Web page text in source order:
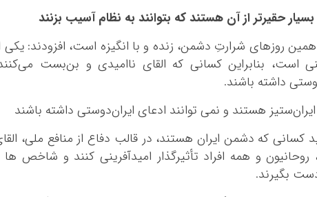
حقیرتر از آن هستند که بتوانند به نظام آسیب بزنند
همین روزهای شرارتِ دشمن، زنده و با انگیزه است، افزودند: یکی
است، بنابراین کسانی که القای ناامیدی و بن‌بست
داشته باشند.
هستند و نمی توانند ادعای ایران‌دوستی داشته باشند
کسانی که دشمن ایران هستند، در قالب دفاع از منافع ملی،
و همه افراد تأثیرگذار امیدآفرینی کنند و شاخص ها
بگیرند.